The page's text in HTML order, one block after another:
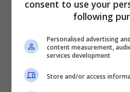
Quando il cane incontra
è importante fare le
consent to use your
following
Personalised advertising
content measurement,
services development
Store and/or access